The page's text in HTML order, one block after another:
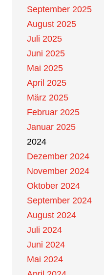
September 2025
August 2025
Juli 2025
Juni 2025
Mai 2025
April 2025
März 2025
Februar 2025
Januar 2025
2024
Dezember 2024
November 2024
Oktober 2024
September 2024
August 2024
Juli 2024
Juni 2024
Mai 2024